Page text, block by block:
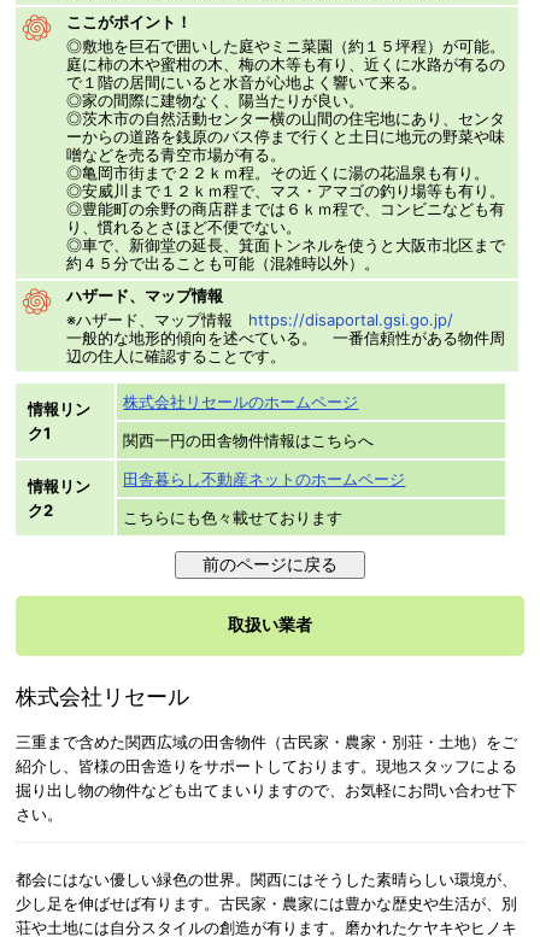
ここがポイント！
◎敷地を巨石で囲いした庭やミニ菜園（約１５坪程）が可能。
庭に柿の木や蜜柑の木、梅の木等も有り、近くに水路が有るの
で１階の居間にいると水音が心地よく響いて来る。
◎家の間際に建物なく、陽当たりが良い。
◎茨木市の自然活動センター横の山間の住宅地にあり、センタ
ーからの道路を銭原のバス停まで行くと土日に地元の野菜や味
噌などを売る青空市場が有る。
◎亀岡市街まで２２ｋｍ程。その近くに湯の花温泉も有り。
◎安威川まで１２ｋｍ程で、マス・アマゴの釣り場等も有り。
◎豊能町の余野の商店群までは６ｋｍ程で、コンビニなども有
り、慣れるとさほど不便でない。
◎車で、新御堂の延長、箕面トンネルを使うと大阪市北区まで
約４５分で出ることも可能（混雑時以外）。
ハザード、マップ情報
※ハザード、マップ情報 https://disaportal.gsi.go.jp/
一般的な地形的傾向を述べている。 一番信頼性がある物件周
辺の住人に確認することです。
情報リン
ク1
株式会社リセールのホームページ
関西一円の田舎物件情報はこちらへ
情報リン
ク2
田舎暮らし不動産ネットのホームページ
こちらにも色々載せております
取扱い業者
株式会社リセール
三重まで含めた関西広域の田舎物件（古民家・農家・別荘・土地）をご
紹介し、皆様の田舎造りをサポートしております。現地スタッフによる
掘り出し物の物件なども出てまいりますので、お気軽にお問い合わせ下
さい。
都会にはない優しい緑色の世界。関西にはそうした素晴らしい環境が、
少し足を伸ばせば有ります。古民家・農家には豊かな歴史や生活が、別
荘や土地には自分スタイルの創造が有ります。磨かれたケヤキやヒノキ